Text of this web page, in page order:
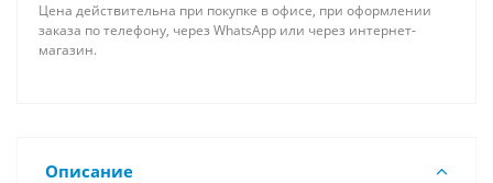
Цена действительна при покупке в офисе, при оформлении
заказа по телефону, через WhatsApp или через интернет-
магазин.
Описание